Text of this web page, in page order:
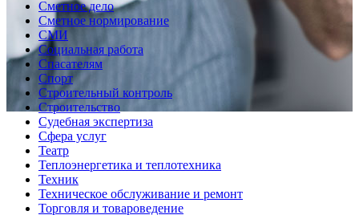
Сметное дело
Сметное нормирование
СМИ
Социальная работа
Спасателям
Спорт
Строительный контроль
Строительство
Судебная экспертиза
Сфера услуг
Театр
Теплоэнергетика и теплотехника
Техник
Техническое обслуживание и ремонт
Торговля и товароведение